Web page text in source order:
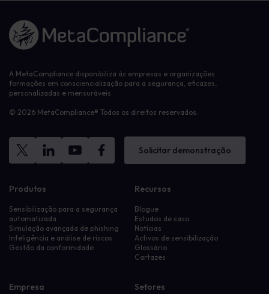
Ligação à página inicial
A MetaCompliance disponibiliza às empresas e organizações
formações em consciencialização para a segurança, eficazes,
personalizadas e mensuráveis.
© 2026 MetaCompliance® Todos os direitos reservados.
Solicitar demonstração
Produtos
Sensibilização para a segurança
automatizada
Simulação avançada de phishing
Inteligência e análise de riscos
Gestão da conformidade
Recursos
Blogue
Estudos de caso
Notícias
Activos de sensibilização
Glossário
Cartazes
Empresa Setores